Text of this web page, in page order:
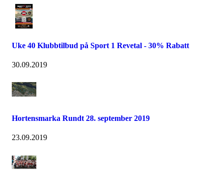
Uke 40 Klubbtilbud på Sport 1 Revetal - 30% Rabatt
30.09.2019
Hortensmarka Rundt 28. september 2019
23.09.2019